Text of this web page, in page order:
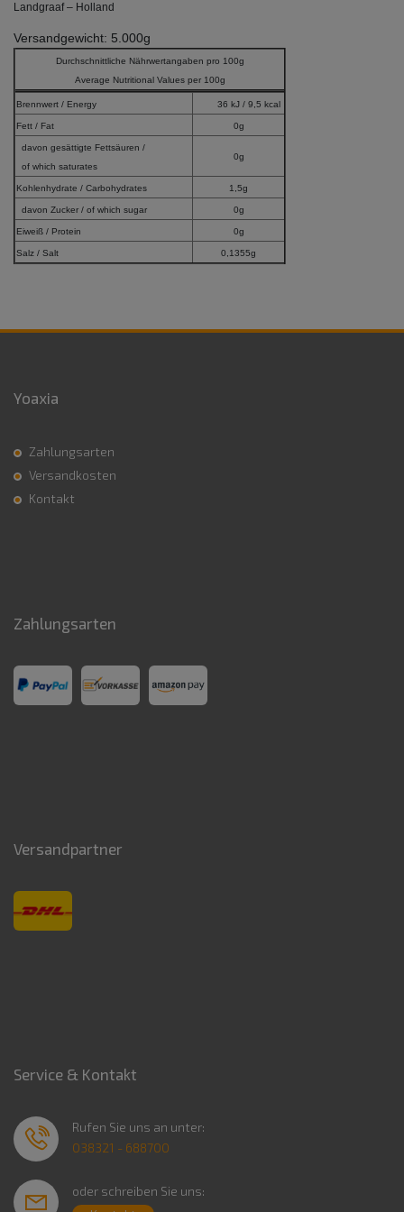
Landgraaf – Holland
Versandgewicht: 5.000g
Durchschnittliche Nährwertangaben pro 100g
Average Nutritional Values per 100g
Brennwert / Energy 36 kJ / 9,5 kcal
Fett / Fat 0g
davon gesättigte Fettsäuren /
of which saturates
0g
Kohlenhydrate / Carbohydrates 1,5g
davon Zucker / of which sugar 0g
Eiweiß / Protein 0g
Salz / Salt 0,1355g
Yoaxia
Zahlungsarten
Versandkosten
Kontakt
Zahlungsarten
Versandpartner
Service & Kontakt
Rufen Sie uns an unter:
038321 - 688700
oder schreiben Sie uns: